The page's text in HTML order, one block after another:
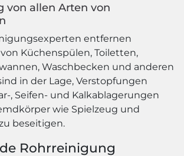
von allen Arten von
entfernen
Küchenspülen, Toiletten,
Waschbecken und anderen
in der Lage, Verstopfungen
, Seifen- und Kalkablagerungen
wie Spielzeug und
beseitigen.
Rohrreinigung